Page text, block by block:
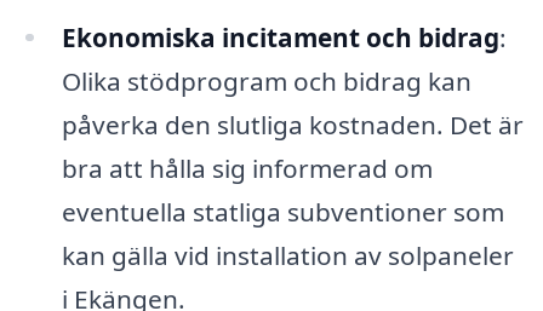
Ekonomiska incitament och bidrag:
Olika stödprogram och bidrag kan
påverka den slutliga kostnaden. Det är
bra att hålla sig informerad om
eventuella statliga subventioner som
kan gälla vid installation av solpaneler
i Ekängen.